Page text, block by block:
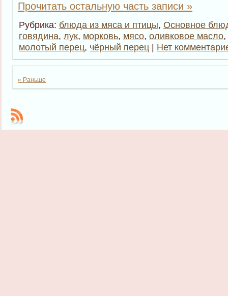
Прочитать остальную часть записи »
Рубрика: блюда из мяса и птицы, Основное
говядина, лук, морковь, мясо, оливковое масло,
молотый перец, чёрный перец | Нет
« Раньше